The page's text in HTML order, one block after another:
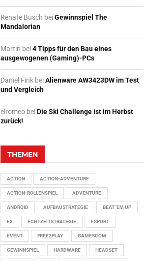
Renate Busch beiGewinnspiel The
Mandalorian
Martin bei4 Tipps für den Bau eines
ausgewogenen (Gaming)-PCs
Daniel Fink beiAlienware AW3423DW im Test
und Vergleich
elromeo beiDie Ski Challenge ist im Herbst
zurück!
THEMEN
ACTION ACTION-ADVENTURE
ACTION-ROLLENSPIEL ADVENTURE
ANDROID AUFBAUSTRATEGIE BEAT 'EM UP
E3 ECHTZEITSTRATEGIE ESPORT
EVENT FREE2PLAY GAMESCOM
GEWINNSPIEL HARDWARE HEADSET